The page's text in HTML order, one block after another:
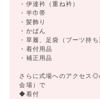
・伊達衿（重ね衿）
・半巾帯
・髪飾り
・かばん
・草履、足袋（ブーツ持ち
・着付用品
・補正用品
さらに式場へのアクセス
会場）で
◆着付